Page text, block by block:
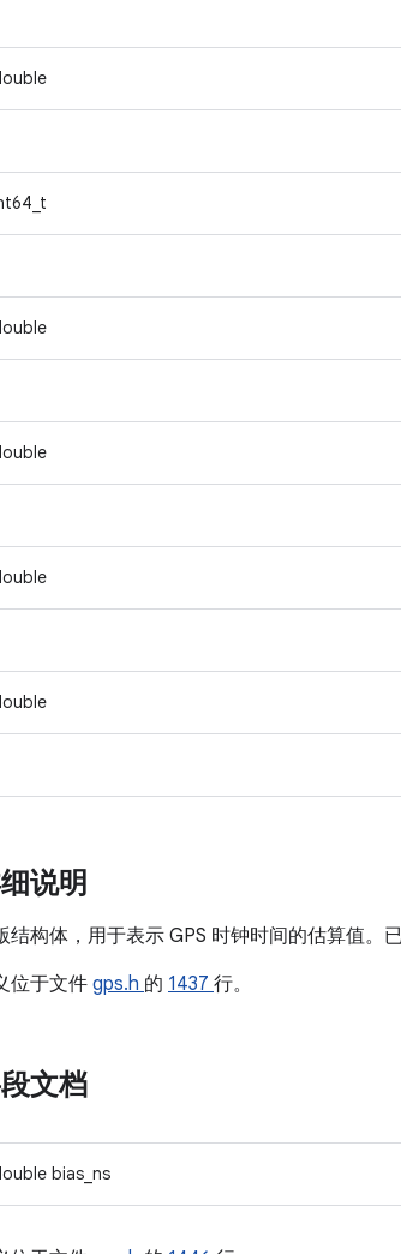
说明
结构体，用于表示 GPS 时钟时间的估算值
位于文件gps.h 的 1437 行。
文档
bias_ns